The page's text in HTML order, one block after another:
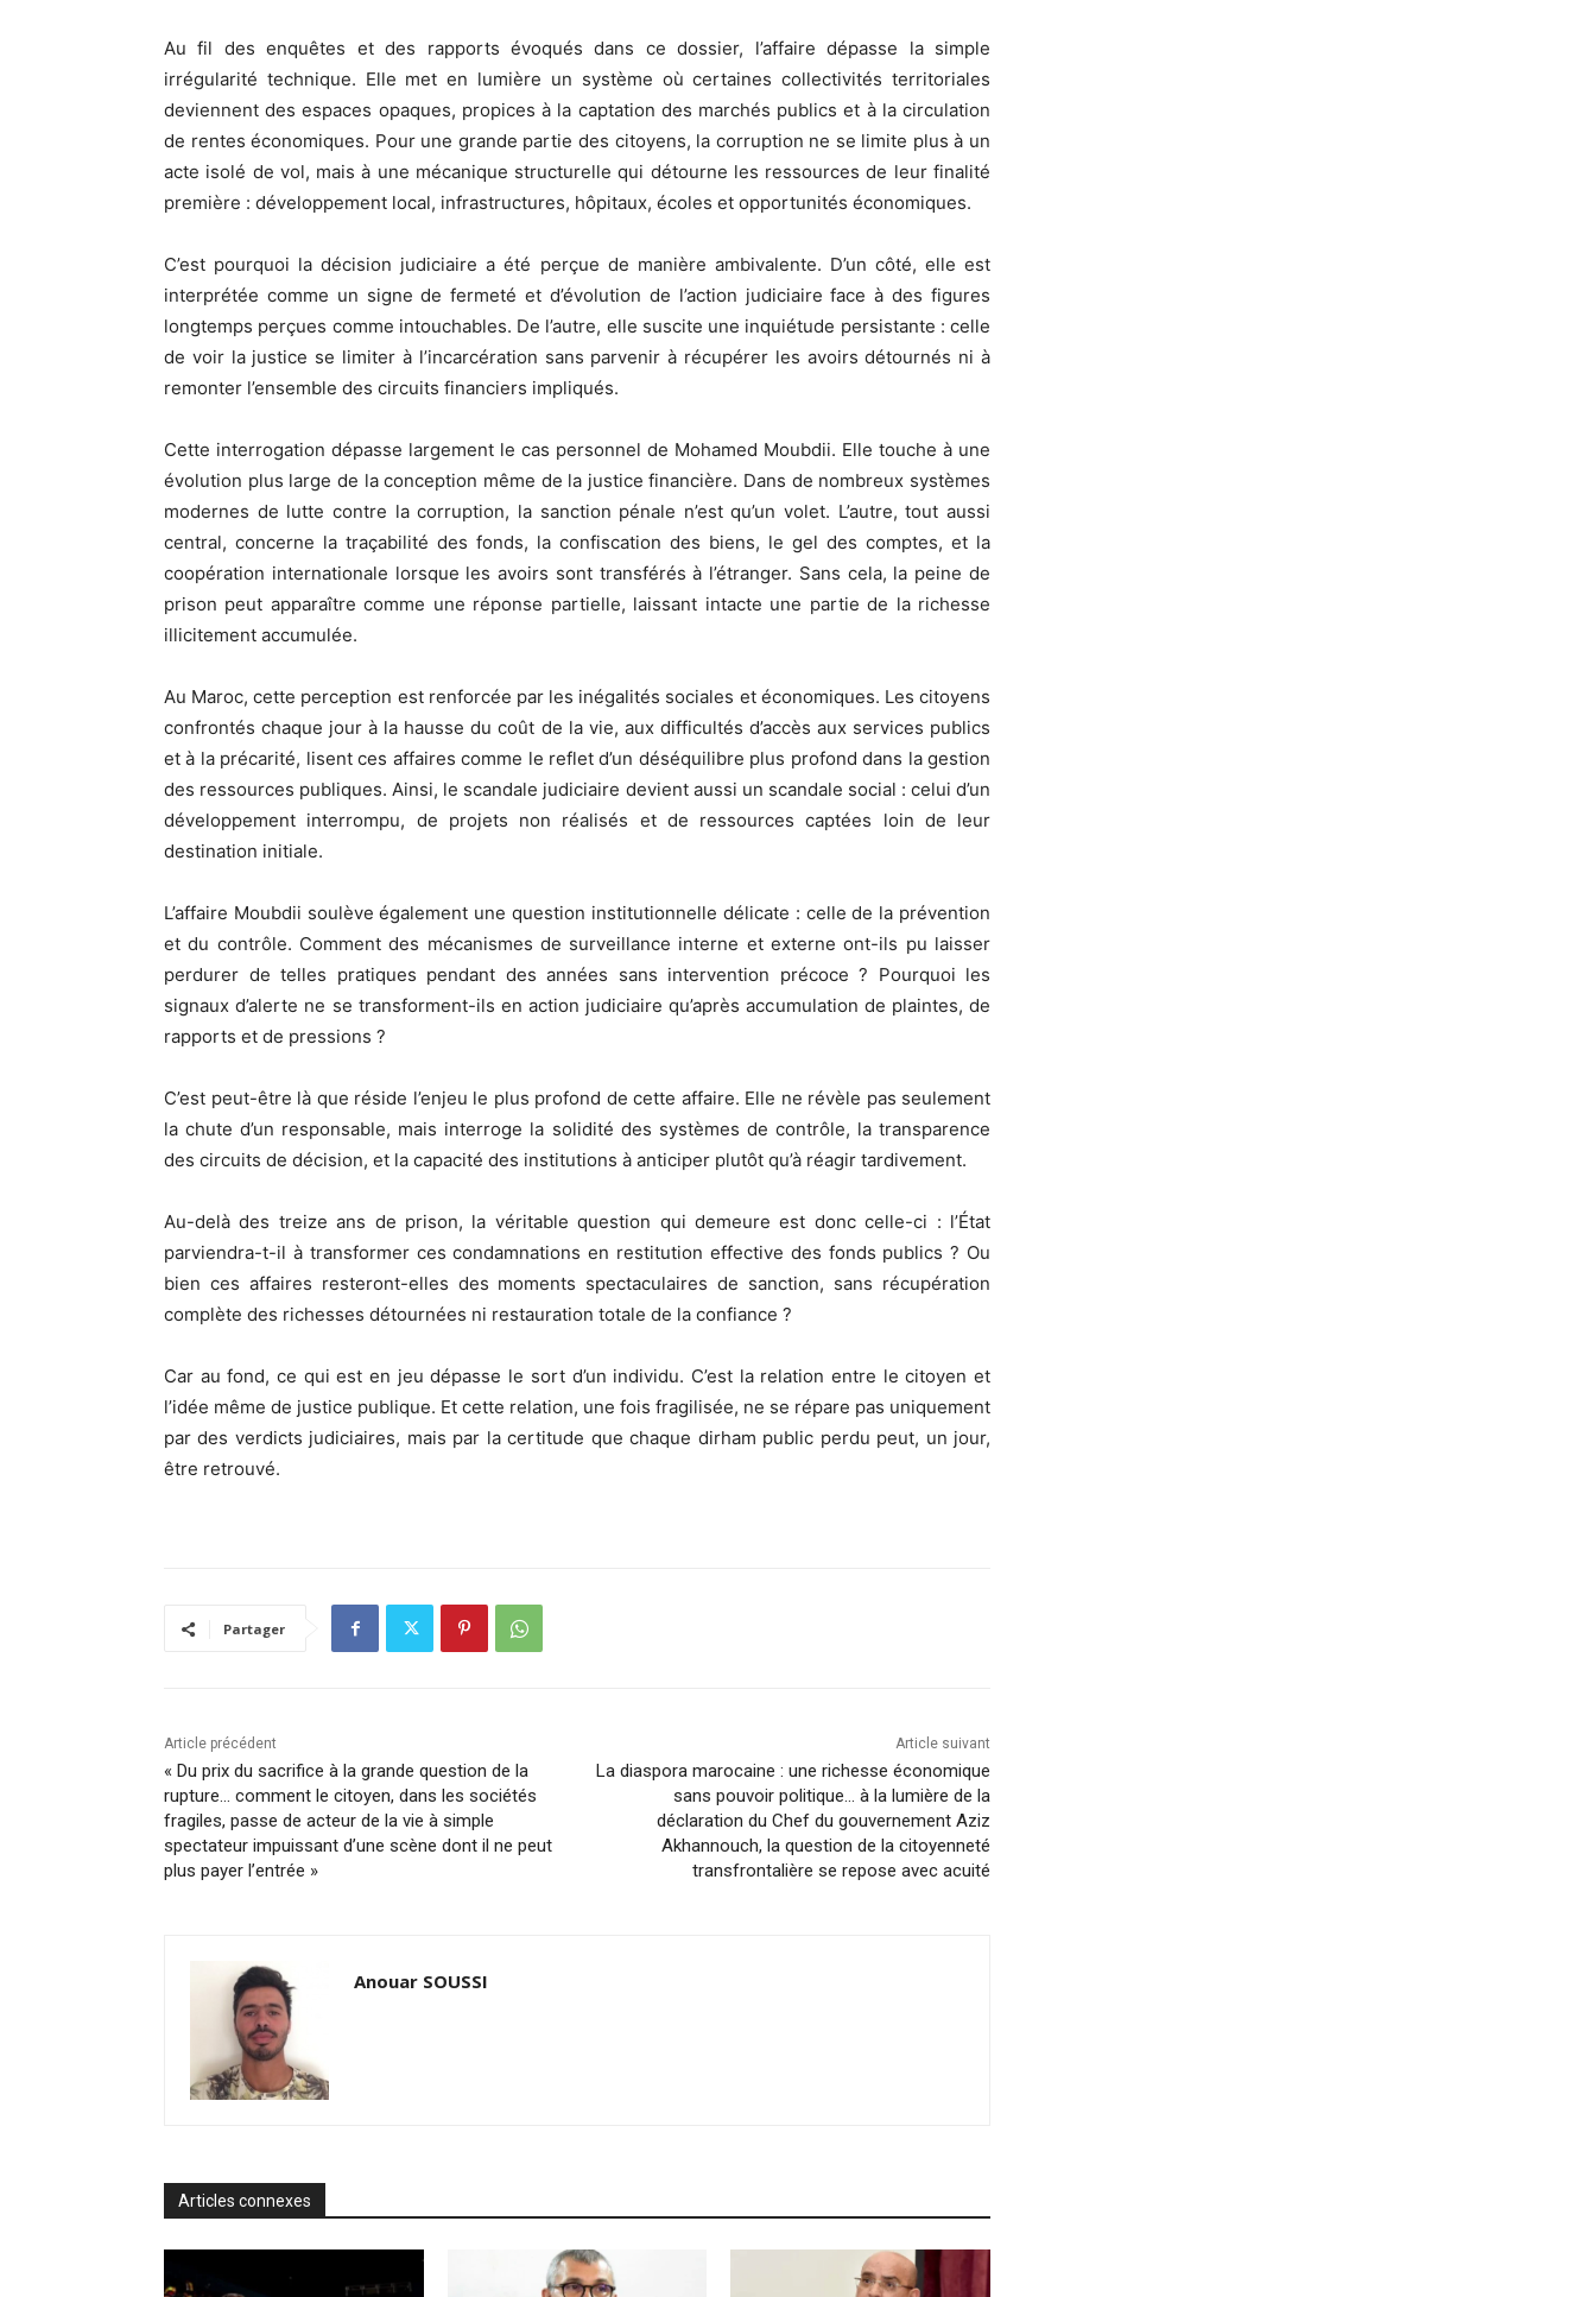
Au fil des enquêtes et des rapports évoqués dans ce dossier, l’affaire dépasse la simple
irrégularité technique. Elle met en lumière un système où certaines collectivités territoriales
deviennent des espaces opaques, propices à la captation des marchés publics et à la circulation
de rentes économiques. Pour une grande partie des citoyens, la corruption ne se limite plus à un
acte isolé de vol, mais à une mécanique structurelle qui détourne les ressources de leur finalité
première : développement local, infrastructures, hôpitaux, écoles et opportunités économiques.
C’est pourquoi la décision judiciaire a été perçue de manière ambivalente. D’un côté, elle est
interprétée comme un signe de fermeté et d’évolution de l’action judiciaire face à des figures
longtemps perçues comme intouchables. De l’autre, elle suscite une inquiétude persistante : celle
de voir la justice se limiter à l’incarcération sans parvenir à récupérer les avoirs détournés ni à
remonter l’ensemble des circuits financiers impliqués.
Cette interrogation dépasse largement le cas personnel de Mohamed Moubdii. Elle touche à une
évolution plus large de la conception même de la justice financière. Dans de nombreux systèmes
modernes de lutte contre la corruption, la sanction pénale n’est qu’un volet. L’autre, tout aussi
central, concerne la traçabilité des fonds, la confiscation des biens, le gel des comptes, et la
coopération internationale lorsque les avoirs sont transférés à l’étranger. Sans cela, la peine de
prison peut apparaître comme une réponse partielle, laissant intacte une partie de la richesse
illicitement accumulée.
Au Maroc, cette perception est renforcée par les inégalités sociales et économiques. Les citoyens
confrontés chaque jour à la hausse du coût de la vie, aux difficultés d’accès aux services publics
et à la précarité, lisent ces affaires comme le reflet d’un déséquilibre plus profond dans la gestion
des ressources publiques. Ainsi, le scandale judiciaire devient aussi un scandale social : celui d’un
développement interrompu, de projets non réalisés et de ressources captées loin de leur
destination initiale.
L’affaire Moubdii soulève également une question institutionnelle délicate : celle de la prévention
et du contrôle. Comment des mécanismes de surveillance interne et externe ont-ils pu laisser
perdurer de telles pratiques pendant des années sans intervention précoce ? Pourquoi les
signaux d’alerte ne se transforment-ils en action judiciaire qu’après accumulation de plaintes, de
rapports et de pressions ?
C’est peut-être là que réside l’enjeu le plus profond de cette affaire. Elle ne révèle pas seulement
la chute d’un responsable, mais interroge la solidité des systèmes de contrôle, la transparence
des circuits de décision, et la capacité des institutions à anticiper plutôt qu’à réagir tardivement.
Au-delà des treize ans de prison, la véritable question qui demeure est donc celle-ci : l’État
parviendra-t-il à transformer ces condamnations en restitution effective des fonds publics ? Ou
bien ces affaires resteront-elles des moments spectaculaires de sanction, sans récupération
complète des richesses détournées ni restauration totale de la confiance ?
Car au fond, ce qui est en jeu dépasse le sort d’un individu. C’est la relation entre le citoyen et
l’idée même de justice publique. Et cette relation, une fois fragilisée, ne se répare pas uniquement
par des verdicts judiciaires, mais par la certitude que chaque dirham public perdu peut, un jour,
être retrouvé.
Partager
Article précédent
« Du prix du sacrifice à la grande question de la
rupture… comment le citoyen, dans les sociétés
fragiles, passe de acteur de la vie à simple
spectateur impuissant d’une scène dont il ne peut
plus payer l’entrée »
Article suivant
La diaspora marocaine : une richesse économique
sans pouvoir politique… à la lumière de la
déclaration du Chef du gouvernement Aziz
Akhannouch, la question de la citoyenneté
transfrontalière se repose avec acuité
Anouar SOUSSI
Articles connexes